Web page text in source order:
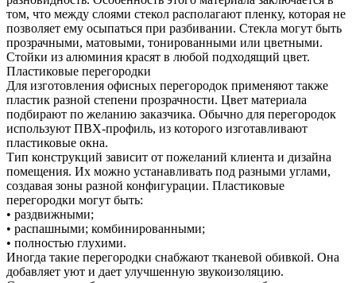
том, что между слоями стекол располагают пленку, которая не
позволяет ему осыпаться при разбивании. Стекла могут быть
прозрачными, матовыми, тонированными или цветными.
Стойки из алюминия красят в любой подходящий цвет.
Пластиковые перегородки
Для изготовления офисных перегородок применяют также
пластик разной степени прозрачности. Цвет материала
подбирают по желанию заказчика. Обычно для перегородок
используют ПВХ-профиль, из которого изготавливают
пластиковые окна.
Тип конструкций зависит от пожеланий клиента и дизайна
помещения. Их можно устанавливать под разными углами,
создавая зоны разной конфигурации. Пластиковые
перегородки могут быть:
• раздвижными;
• распашными; комбинированными;
• полностью глухими.
Иногда такие перегородки снабжают тканевой обивкой. Она
добавляет уют и дает улучшенную звукоизоляцию.